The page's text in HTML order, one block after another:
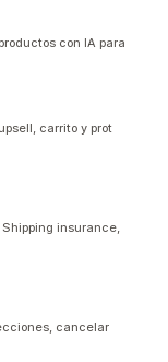
con IA para
carrito y prot
insurance,
cancelar